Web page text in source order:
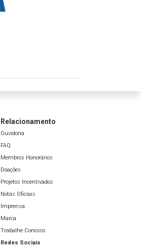
Relacionamento
Ouvidoria
FAQ
Membros Honorários
Doações
Projetos Incentivados
Notas Oficiais
Imprensa
Marca
Trabalhe Conosco
Redes Sociais